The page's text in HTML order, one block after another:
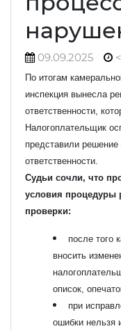
09.09.2025
По итогам
инспекция вынесла
ответственности,
Налогоплательщик
представили решение
ответственности.
Судьи сочли, что
условия процедуры
проверки:
после того
вносить
описок,
при
ошибки нельзя